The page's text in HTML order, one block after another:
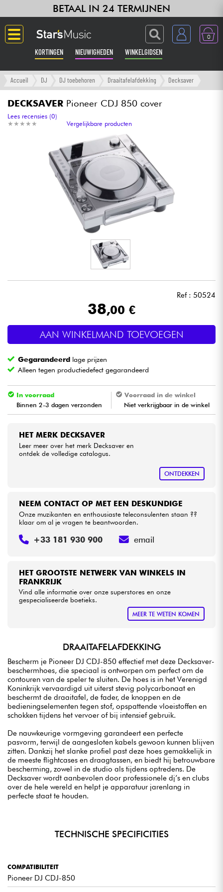
BETAAL IN 24 TERMIJNEN
0
KORTINGEN NIEUWIGHEDEN WINKELGIDSEN
Langue
Gitaar & Bas
Versterker & Effecten
Toetsenbord & Piano
Synths & samplers
Home-studio
Licht
Drums & percussie
Blaasinstrument
Viool & Quatuor
Kinderen
Sets
Bekijk onze merken
Accueil DJ DJ toebehoren Draaitafelafdekking Decksaver
DECKSAVER Pioneer CDJ 850 cover
★ ★ ★ ★ ★
★ ★ ★ ★ ★
Lees recensies (0)
Vergelijkbare producten
Ref : 50524
38,00 €
AAN WINKELMAND TOEVOEGEN
Gegarandeerd lage prijzen
Alleen tegen productiedefect gegarandeerd
In voorraad
Binnen 2-3 dagen verzonden
Voorraad in de winkel
Niet verkrijgbaar in de winkel
HET MERK DECKSAVER
Leer meer over het merk Decksaver en
ontdek de volledige catalogus.
ONTDEKKEN
HET GROOTSTE NETWERK VAN WINKELS IN
FRANKRIJK
Vind alle informatie over onze superstores en onze
gespecialiseerde boetieks.
MEER TE WETEN KOMEN
NEEM CONTACT OP MET EEN DESKUNDIGE
Onze muzikanten en enthousiaste teleconsulenten staan ??
klaar om al je vragen te beantwoorden.
+33 181 930 900 email
DRAAITAFELAFDEKKING
Bescherm je Pioneer DJ CDJ-850 effectief met deze Decksaver-
beschermhoes, die speciaal is ontworpen om perfect om de
contouren van de speler te sluiten. De hoes is in het Verenigd
Koninkrijk vervaardigd uit uiterst stevig polycarbonaat en
beschermt de draaitafel, de fader, de knoppen en de
bedieningselementen tegen stof, opspattende vloeistoffen en
schokken tijdens het vervoer of bij intensief gebruik.
De nauwkeurige vormgeving garandeert een perfecte
pasvorm, terwijl de aangesloten kabels gewoon kunnen blijven
zitten. Dankzij het slanke profiel past deze hoes gemakkelijk in
de meeste flightcases en draagtassen, en biedt hij betrouwbare
bescherming, zowel in de studio als tijdens optredens. De
Decksaver wordt aanbevolen door professionele dj’s en clubs
over de hele wereld en helpt je apparatuur jarenlang in
perfecte staat te houden.
TECHNISCHE SPECIFICITIES
COMPATIBILITEIT
Pioneer DJ CDJ-850